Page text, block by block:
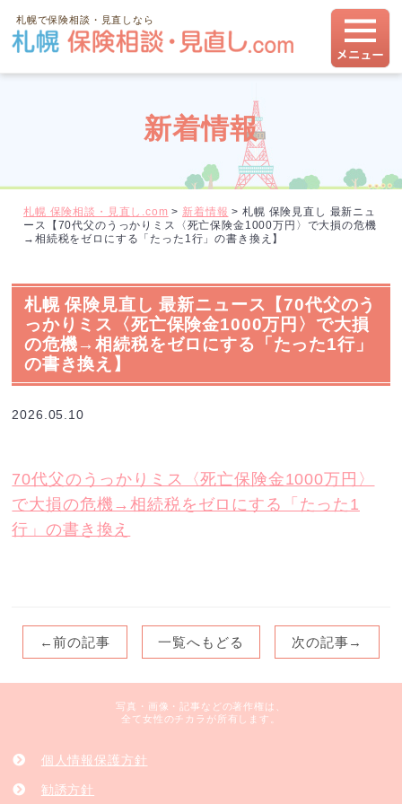
札幌で保険相談・見直しなら
新着情報
札幌 保険相談・見直し.com > 新着情報 > 札幌 保険見直し 最新ニュ
ース【70代父のうっかりミス〈死亡保険金1000万円〉で大損の危機
→相続税をゼロにする「たった1行」の書き換え】
札幌 保険見直し 最新ニュース【70代父のう
っかりミス〈死亡保険金1000万円〉で大損
の危機→相続税をゼロにする「たった1行」
の書き換え】
2026.05.10
70代父のうっかりミス〈死亡保険金1000万円〉
で大損の危機→相続税をゼロにする「たった1
行」の書き換え
←前の記事 一覧へもどる 次の記事→
写真・画像・記事などの著作権は、
全て女性のチカラが所有します。
個人情報保護方針
勧誘方針